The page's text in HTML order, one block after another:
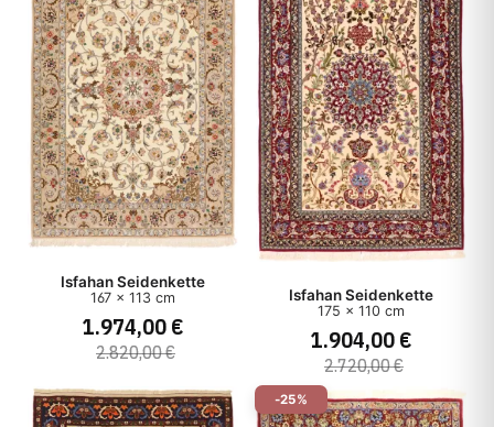
Stil
Preis
Isfahan Seidenkette
167 x 113 cm
1.974,00 €
2.820,00 €
Isfahan Seidenkette
175 x 110 cm
1.904,00 €
2.720,00 €
-25%